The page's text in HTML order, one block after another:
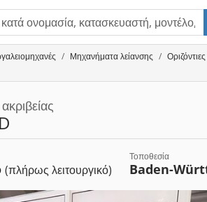
Μηχανήματα λείανσης
(πλήρως λειτουργικό)
Τοποθεσία
Baden-